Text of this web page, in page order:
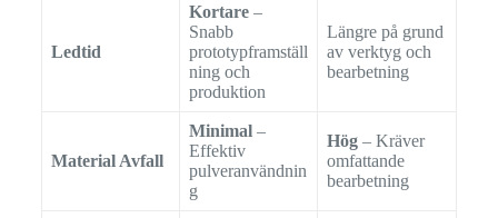
Ledtid
Kortare–
Snabb
prototypframställ
ning och
produktion
Längre på grund
av verktyg och
bearbetning
Material Avfall
Minimal–
Effektiv
pulveranvändnin
g
Hög– Kräver
omfattande
bearbetning